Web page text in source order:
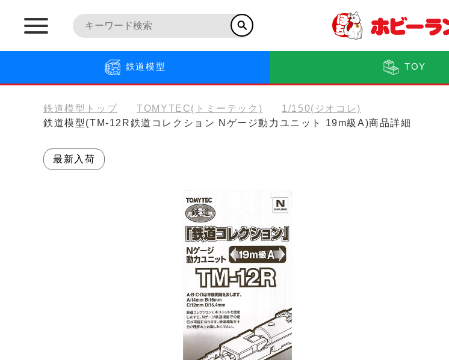
鉄道模型 TOY
鉄道模型トップ TOMYTEC(トミーテック)
1/150(ジオコレ)
鉄道模型(TM-12R鉄道コレクション Nゲージ動力ユニット 19m級A)商品詳細
最新入荷